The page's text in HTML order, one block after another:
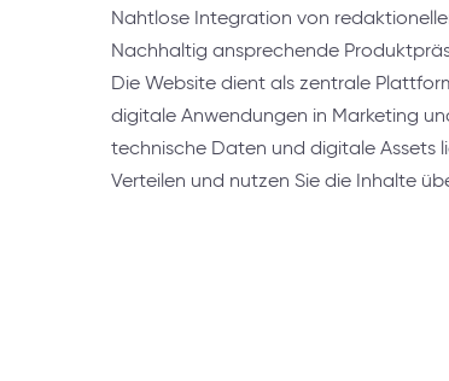
Nahtlose Integration von
Nachhaltig ansprechende
Die Website dient als zentrale
digitale Anwendungen in Marketing
technische Daten und digitale Assets
Verteilen und nutzen Sie die Inhalte